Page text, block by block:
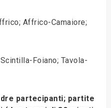
Affrico-Camaiore;
Foiano; Tavola-
partecipanti; partite